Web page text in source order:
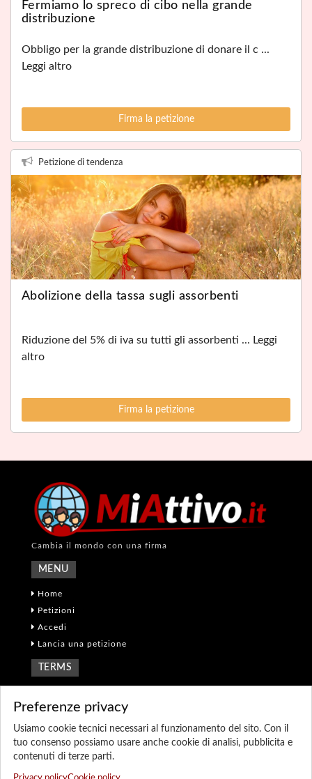
Fermiamo lo spreco di cibo nella grande
distribuzione
Obbligo per la grande distribuzione di donare il c ...
Leggi altro
Firma la petizione
Petizione di tendenza
Abolizione della tassa sugli assorbenti
Riduzione del 5% di iva su tutti gli assorbenti ... Leggi
altro
Firma la petizione
Cambia il mondo con una firma
MENU
Home
Petizioni
Accedi
Lancia una petizione
TERMS
Privacy policy
Cookie policy
Preferenze cookie
Sitemap
Preferenze privacy
Usiamo cookie tecnici necessari al funzionamento del sito. Con il
tuo consenso possiamo usare anche cookie di analisi, pubblicita e
contenuti di terze parti.